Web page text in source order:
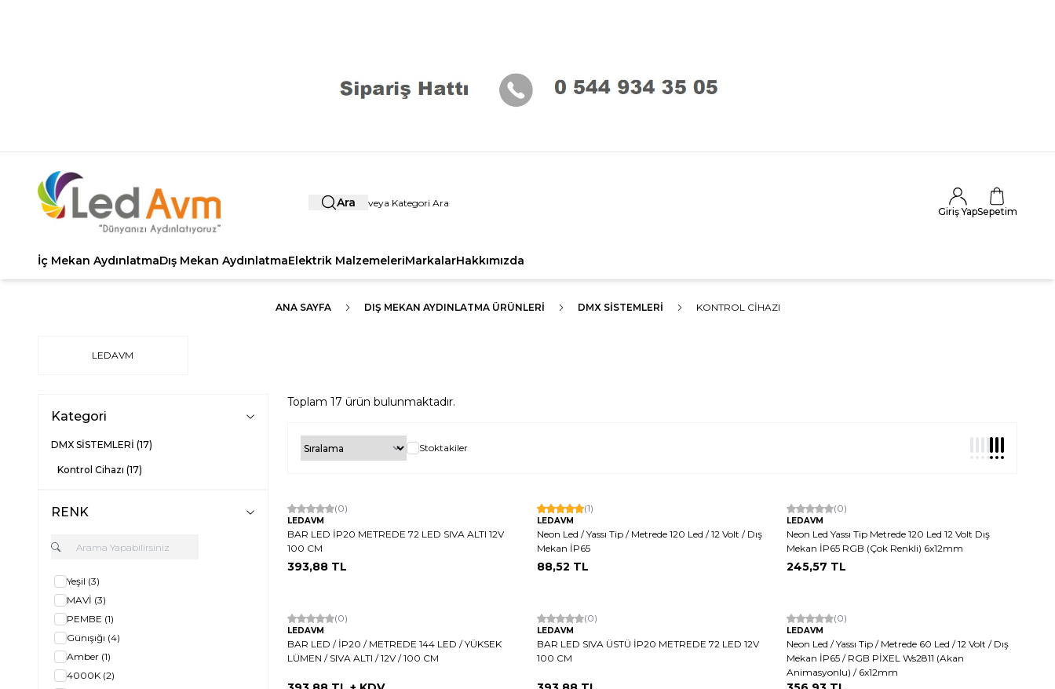
Ara
Giriş YapSepetim
İç Mekan AydınlatmaDış Mekan AydınlatmaElektrik MalzemeleriMarkalarHakkımızda
ANA SAYFA DIŞ MEKAN AYDINLATMA ÜRÜNLERI DMX SİSTEMLERİ KONTROL CIHAZI
LEDAVM
Kategori
DMX SİSTEMLERİ (17)
Kontrol Cihazı (17)
RENK
Yeşil (3)
MAVİ (3)
PEMBE (1)
Günışığı (4)
Amber (1)
4000K (2)
Toplam 17 ürün bulunmaktadır.
Stoktakiler
Hızlı Kargo
(0)
LEDAVM
BAR LED İP20 METREDE 72 LED SIVA ALTI 12V
100 CM
393,88 TL
(1)
LEDAVM
Neon Led / Yassı Tip / Metrede 120 Led / 12 Volt / Dış
Mekan İP65
88,52 TL
(0)
LEDAVM
Neon Led Yassı Tip Metrede 120 Led 12 Volt Dış
Mekan İP65 RGB (Çok Renkli) 6x12mm
245,57 TL
(0)
LEDAVM
BAR LED / İP20 / METREDE 144 LED / YÜKSEK
LÜMEN / SIVA ALTI / 12V / 100 CM
Hızlı Kargo
(0)
LEDAVM
BAR LED SIVA ÜSTÜ İP20 METREDE 72 LED 12V
100 CM
(0)
LEDAVM
Neon Led / Yassı Tip / Metrede 60 Led / 12 Volt / Dış
Mekan İP65 / RGB PİXEL Ws2811 (Akan
Animasyonlu) / 6x12mm